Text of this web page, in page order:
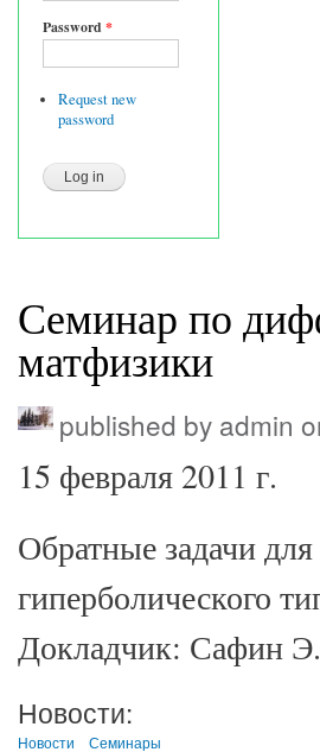
Password*
Request new
password
Семинар по
матфизики
published by admin
15 февраля 2011 г.
Обратные задачи
гиперболического
Докладчик: Сафин
Новости:
Новости Семинары